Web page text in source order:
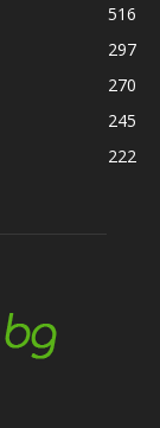
516
297
270
245
222